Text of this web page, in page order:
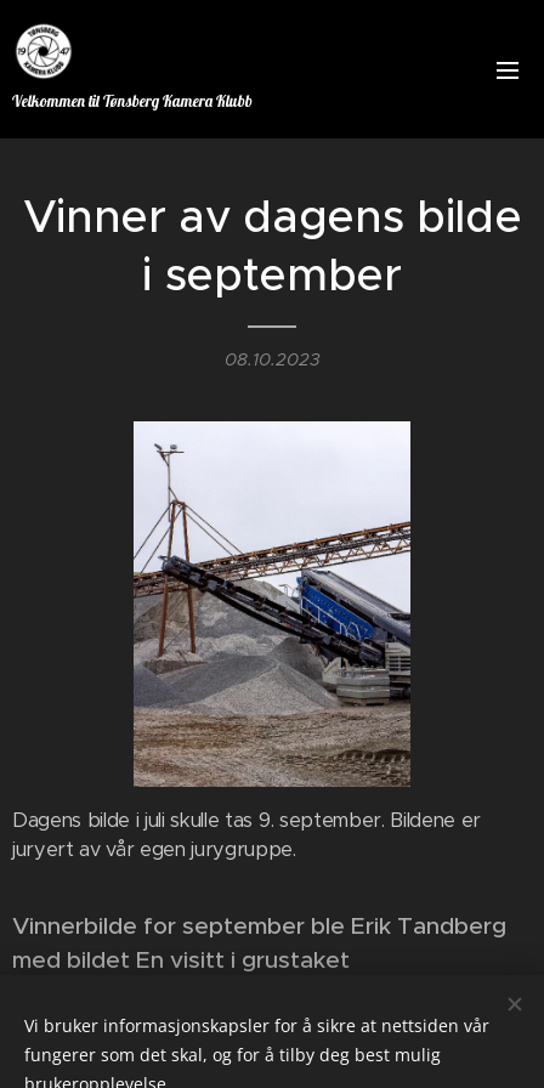
Velkommen til Tønsberg Kamera Klubb
Vinner av dagens bilde
i september
08.10.2023
Dagens bilde i juli skulle tas 9. september. Bildene er
juryert av vår egen jurygruppe.
Vinnerbilde for september ble Erik Tandberg
med bildet En visitt i grustaket
Vi bruker informasjonskapsler for å sikre at nettsiden vår
fungerer som det skal, og for å tilby deg best mulig